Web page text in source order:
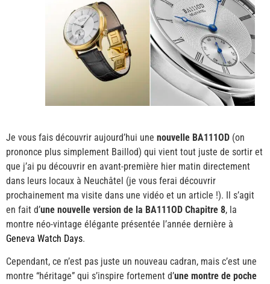
Je vous fais découvrir aujourd’hui une nouvelle BA111OD (on
prononce plus simplement Baillod) qui vient tout juste de sortir et
que j’ai pu découvrir en avant-première hier matin directement
dans leurs locaux à Neuchâtel (je vous ferai découvrir
prochainement ma visite dans une vidéo et un article !). Il s’agit
en fait d’une nouvelle version de la BA111OD Chapitre 8, la
montre néo-vintage élégante présentée l’année dernière à
Geneva Watch Days.
Cependant, ce n’est pas juste un nouveau cadran, mais c’est une
montre “héritage” qui s’inspire fortement d’une montre de poche